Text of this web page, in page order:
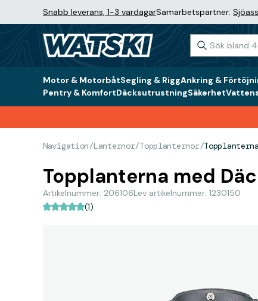
Snabb leverans, 1-3 vardagarSamarbetspartner:
Motor & MotorbåtSegling & RiggAnkring &
Pentry & KomfortDäcksutrustningSäkerhet
Navigation/Lanternor/Topplanternor/
Topplanterna med
Artikelnummer: 206106Lev artikelnummer: 1230150
(1)